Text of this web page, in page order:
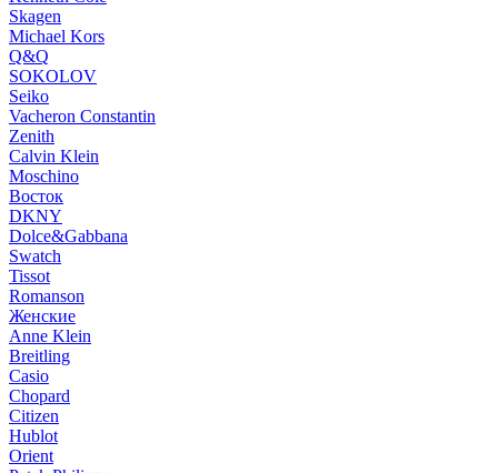
Skagen
Michael Kors
Q&Q
SOKOLOV
Seiko
Vacheron Constantin
Zenith
Calvin Klein
Moschino
Восток
DKNY
Dolce&Gabbana
Swatch
Tissot
Romanson
Женские
Anne Klein
Breitling
Casio
Chopard
Citizen
Hublot
Orient